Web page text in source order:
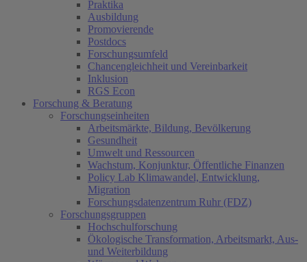
Praktika
Ausbildung
Promovierende
Postdocs
Forschungsumfeld
Chancengleichheit und Vereinbarkeit
Inklusion
RGS Econ
Forschung & Beratung
Forschungseinheiten
Arbeitsmärkte, Bildung, Bevölkerung
Gesundheit
Umwelt und Ressourcen
Wachstum, Konjunktur, Öffentliche Finanzen
Policy Lab Klimawandel, Entwicklung,
Migration
Forschungsdatenzentrum Ruhr (FDZ)
Forschungsgruppen
Hochschulforschung
Ökologische Transformation, Arbeitsmarkt, Aus-
und Weiterbildung